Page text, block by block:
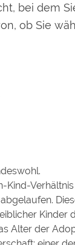
bei dem
ob Sie
Kind-
Alter der